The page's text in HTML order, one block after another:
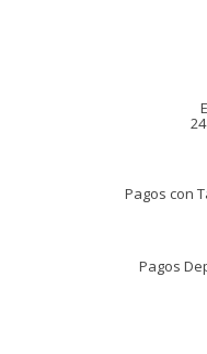
Pagos con
Pagos